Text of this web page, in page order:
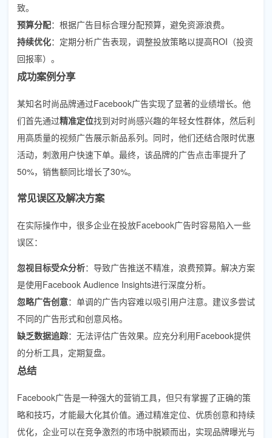
致。
预算分配：根据广告目标合理分配预算，避免资源浪费。
持续优化：定期分析广告表现，调整投放策略以提高ROI（投资
回报率）。
成功案例分享
某知名时尚品牌通过Facebook广告实现了显著的业绩增长。他
们首先通过精准定位找到对时尚感兴趣的年轻女性群体，然后利
用高质量的视频广告展示新品系列。同时，他们还结合限时优惠
活动，刺激用户快速下单。最终，该品牌的广告点击率提升了
50%，销售额同比增长了30%。
常见误区及解决方案
在实际操作中，很多企业在投放Facebook广告时容易陷入一些
误区：
忽视目标受众分析：导致广告推送不精准，浪费预算。解决方案
是使用Facebook Audience Insights进行深度分析。
忽略广告创意：单调的广告内容难以吸引用户注意。建议多尝试
不同的广告形式和创意风格。
缺乏数据追踪：无法评估广告效果。应充分利用Facebook提供
的分析工具，定期复盘。
总结
Facebook广告是一种强大的营销工具，但只有掌握了正确的策
略和技巧，才能最大化其价值。通过精准定位、优质创意和持续
优化，企业可以在竞争激烈的市场中脱颖而出，实现品牌曝光与